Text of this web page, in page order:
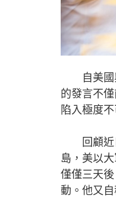
自美國與
的發言不
陷入極度
回顧近日
島，美以
僅僅三天
動。他又